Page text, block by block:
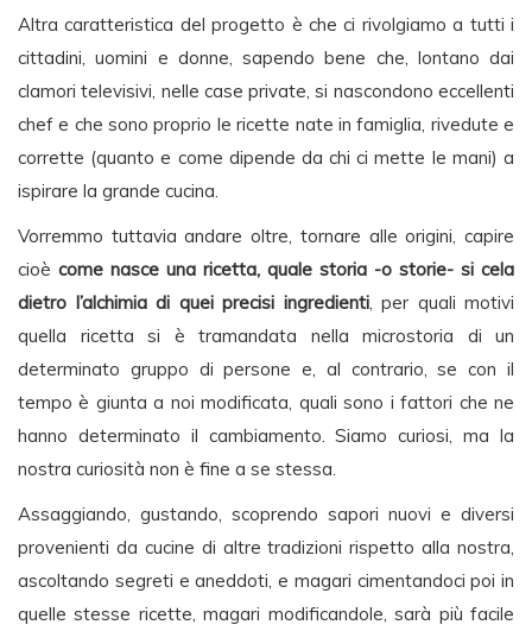
Altra caratteristica del progetto è che ci rivolgiamo a tutti i
cittadini, uomini e donne, sapendo bene che, lontano dai
clamori televisivi, nelle case private, si nascondono eccellenti
chef e che sono proprio le ricette nate in famiglia, rivedute e
corrette (quanto e come dipende da chi ci mette le mani) a
ispirare la grande cucina.
Vorremmo tuttavia andare oltre, tornare alle origini, capire
cioè come nasce una ricetta, quale storia -o storie- si cela
dietro l’alchimia di quei precisi ingredienti, per quali motivi
quella ricetta si è tramandata nella microstoria di un
determinato gruppo di persone e, al contrario, se con il
tempo è giunta a noi modificata, quali sono i fattori che ne
hanno determinato il cambiamento. Siamo curiosi, ma la
nostra curiosità non è fine a se stessa.
Assaggiando, gustando, scoprendo sapori nuovi e diversi
provenienti da cucine di altre tradizioni rispetto alla nostra,
ascoltando segreti e aneddoti, e magari cimentandoci poi in
quelle stesse ricette, magari modificandole, sarà più facile